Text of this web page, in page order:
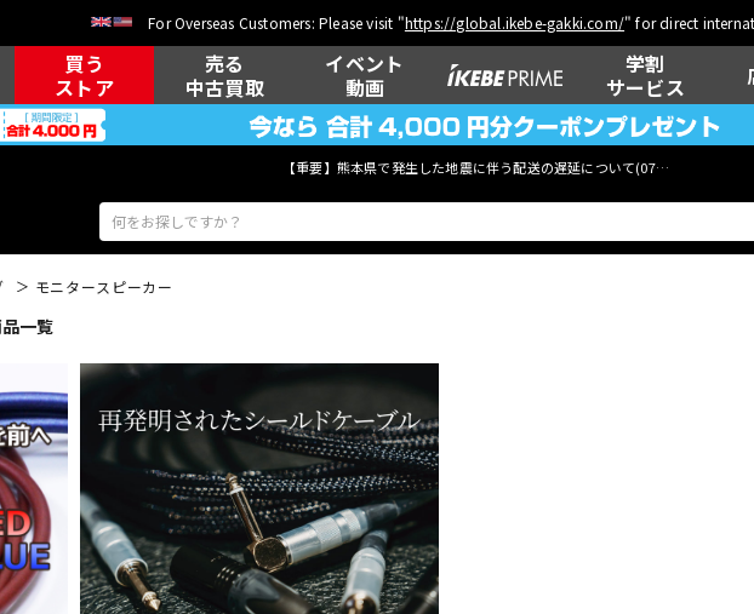
For Overseas Customers: Please visit "https://global.ikebe-gakki.com/" for direct
買う
ストア
売る
中古買取
イベント
動画
学割
サービス
【重要】熊本県で発生した地震に伴う配送の遅延について(07月29日
アコ
電子ピアノ 管楽器
DTM DTM オンラ
イン納品
モニタースピーカー
一覧